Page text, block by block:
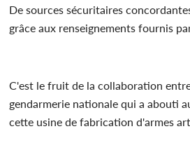
De sources sécuritaires
grâce aux renseignements fournis
C'est le fruit de la collaboration
gendarmerie nationale qui a abouti
cette usine de fabrication d'armes